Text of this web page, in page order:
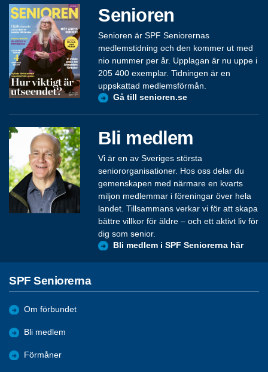
Senioren
Senioren är SPF Seniorernas
medlemstidning och den kommer ut med
nio nummer per år. Upplagan är nu uppe i
205 400 exemplar. Tidningen är en
uppskattad medlemsförmån.
Gå till senioren.se
Bli medlem
Vi är en av Sveriges största
seniororganisationer. Hos oss delar du
gemenskapen med närmare en kvarts
miljon medlemmar i föreningar över hela
landet. Tillsammans verkar vi för att skapa
bättre villkor för äldre – och ett aktivt liv för
dig som senior.
Bli medlem i SPF Seniorerna här
SPF Seniorerna
Om förbundet
Bli medlem
Förmåner